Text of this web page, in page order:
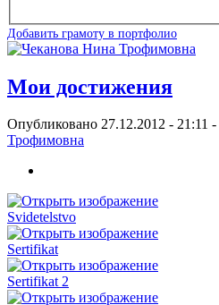
Добавить грамоту в портфолио
Мои достижения
Опубликовано 27.12.2012 - 21:11 -
Трофимовна
Svidetelstvo
Sertifikat
Sertifikat 2